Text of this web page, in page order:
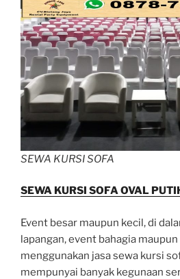
SEWA KURSI SOFA
SEWA KURSI SOFA OVAL
Event besar maupun kecil, di
lapangan, event bahagia
menggunakan jasa sewa kursi
mempunyai banyak kegunaan